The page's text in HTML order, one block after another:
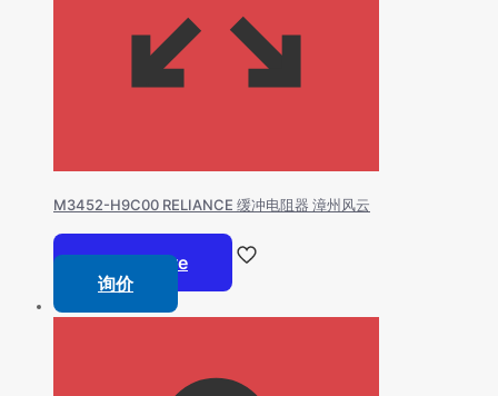
M3452-H9C00 RELIANCE 缓冲电阻器 漳州风云
Read more
询价